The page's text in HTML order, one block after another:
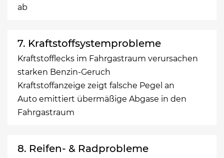
ab
7. Kraftstoffsystemprobleme
Kraftstofflecks im Fahrgastraum verursachen
starken Benzin-Geruch
Kraftstoffanzeige zeigt falsche Pegel an
Auto emittiert übermäßige Abgase in den
Fahrgastraum
8. Reifen- & Radprobleme